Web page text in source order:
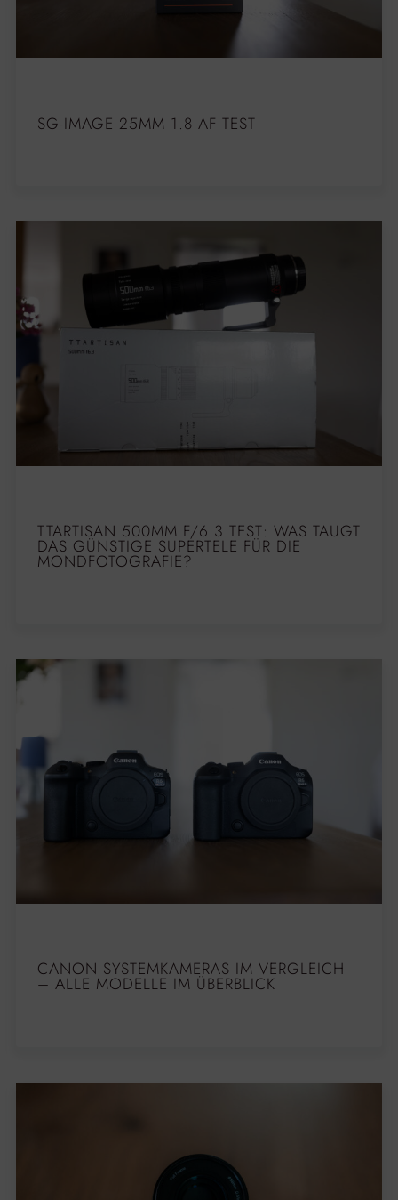
SG-IMAGE 25MM 1.8 AF TEST
TTARTISAN 500MM F/6.3 TEST: WAS TAUGT
DAS GÜNSTIGE SUPERTELE FÜR DIE
MONDFOTOGRAFIE?
CANON SYSTEMKAMERAS IM VERGLEICH
– ALLE MODELLE IM ÜBERBLICK